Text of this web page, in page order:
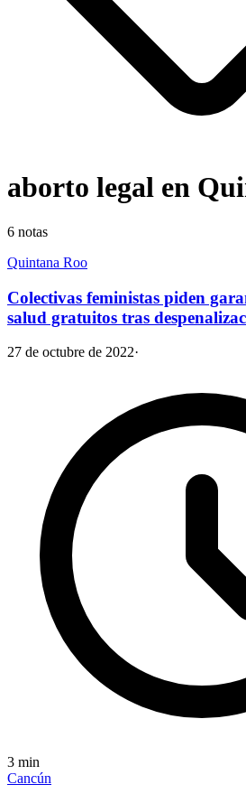
aborto legal en
6 notas
Quintana Roo
Colectivas feministas piden
salud gratuitos tras
27 de octubre de 2022·
3 min
Cancún